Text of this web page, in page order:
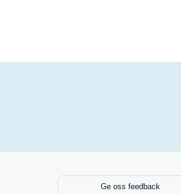
Ge oss feedback